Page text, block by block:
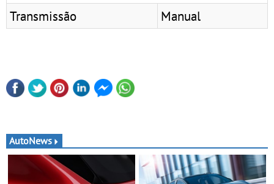
Transmissão
Manual
AutoNews